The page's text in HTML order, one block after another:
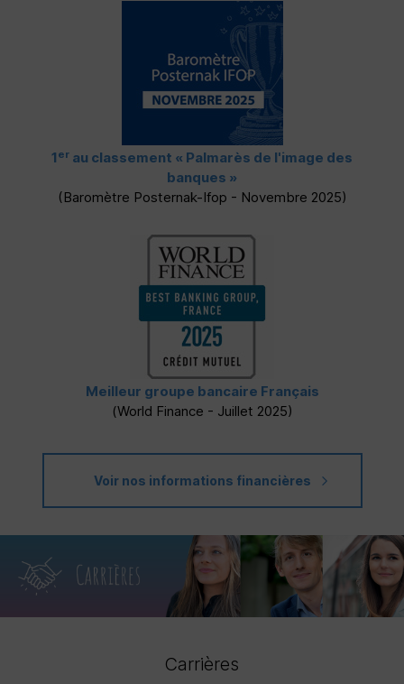
1 er au classement « Palmarès de l'image des
banques »
(Baromètre Posternak-Ifop - Novembre 2025)
Meilleur groupe bancaire Français
(World Finance - Juillet 2025)
Voir nos informations financières
Carrières